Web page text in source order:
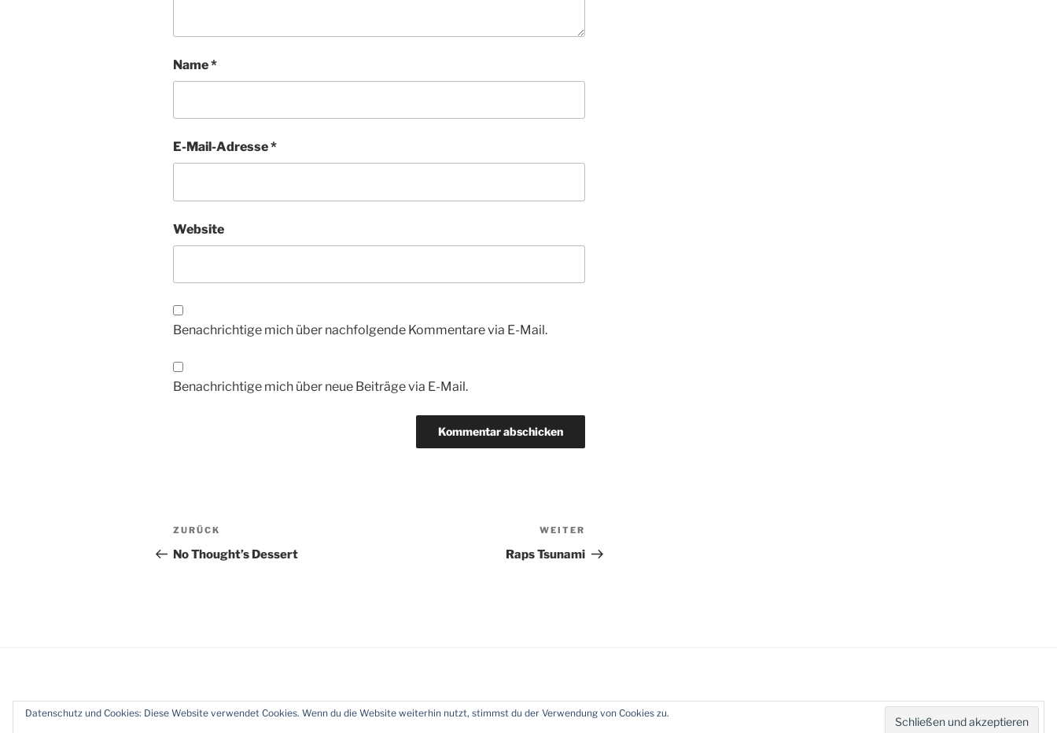
Name*
E-Mail-Adresse*
Website
Benachrichtige mich über nachfolgende Kommentare via E-Mail.
Benachrichtige mich über neue Beiträge via E-Mail.
Beitragsnavigation
Vorheriger
Beitrag
ZURÜCK
No Thought’s Dessert
Beitrag
WEITER
Raps Tsunami
Datenschutz und Cookies: Diese Website verwendet Cookies. Wenn du die Website weiterhin nutzt, stimmst du der Verwendung von Cookies zu.